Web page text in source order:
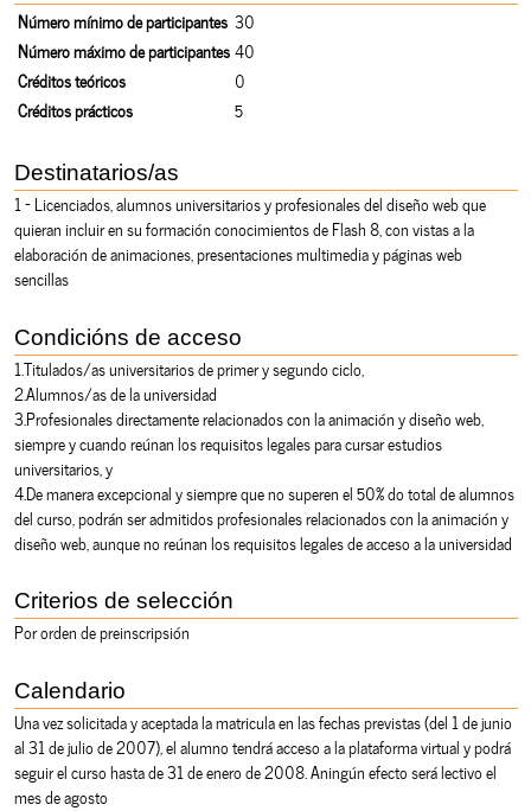
Número mínimo de participantes 30
Número máximo de participantes 40
Créditos teóricos
0
Créditos prácticos
5
Destinatarios/as
1 - Licenciados, alumnos universitarios y profesionales del diseño web que
quieran incluir en su formación conocimientos de Flash 8, con vistas a la
elaboración de animaciones, presentaciones multimedia y páginas web
sencillas
Condicións de acceso
1.Titulados/as universitarios de primer y segundo ciclo,
2.Alumnos/as de la universidad
3.Profesionales directamente relacionados con la animación y diseño web,
siempre y cuando reúnan los requisitos legales para cursar estudios
universitarios, y
4.De manera excepcional y siempre que no superen el 50% do total de alumnos
del curso, podrán ser admitidos profesionales relacionados con la animación y
diseño web, aunque no reúnan los requisitos legales de acceso a la universidad
Criterios de selección
Por orden de preinscripsión
Calendario
Una vez solicitada y aceptada la matricula en las fechas previstas (del 1 de junio
al 31 de julio de 2007), el alumno tendrá acceso a la plataforma virtual y podrá
seguir el curso hasta de 31 de enero de 2008. Aningún efecto será lectivo el
mes de agosto